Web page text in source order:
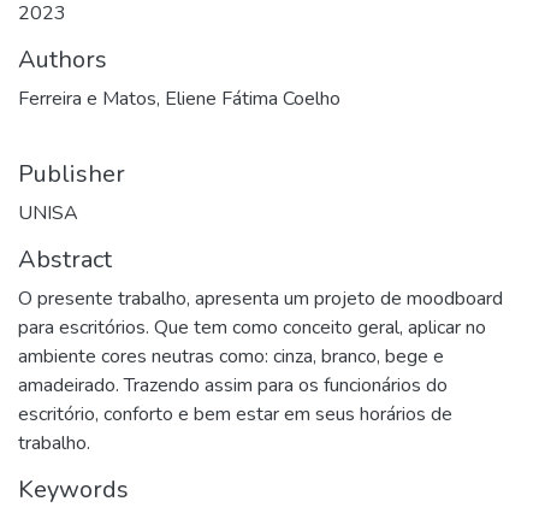
2023
Authors
Ferreira e Matos, Eliene Fátima Coelho
Publisher
UNISA
Abstract
O presente trabalho, apresenta um projeto de moodboard
para escritórios. Que tem como conceito geral, aplicar no
ambiente cores neutras como: cinza, branco, bege e
amadeirado. Trazendo assim para os funcionários do
escritório, conforto e bem estar em seus horários de
trabalho.
Keywords